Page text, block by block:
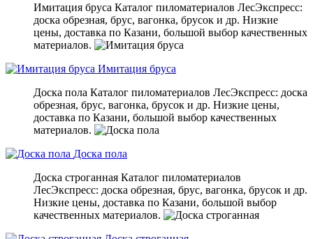
Имитация бруса Каталог пиломатериалов ЛесЭкспресс:
доска обрезная, брус, вагонка, брусок и др. Низкие
цены, доставка по Казани, большой выбор качественных
материалов.
Имитация бруса
Доска пола Каталог пиломатериалов ЛесЭкспресс: доска
обрезная, брус, вагонка, брусок и др. Низкие цены,
доставка по Казани, большой выбор качественных
материалов.
Доска пола
Доска строганная Каталог пиломатериалов
ЛесЭкспресс: доска обрезная, брус, вагонка, брусок и др.
Низкие цены, доставка по Казани, большой выбор
качественных материалов.